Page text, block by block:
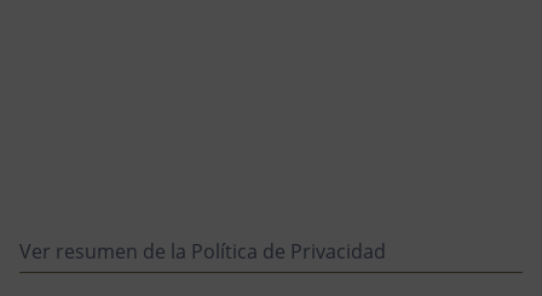
Ver resumen de la Política de Privacidad